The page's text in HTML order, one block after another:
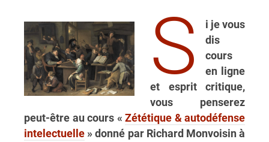
S
i je vous
dis
cours
en ligne
et esprit critique,
vous penserez
peut-être au cours « Zététique & autodéfense
intelectuelle » donné par Richard Monvoisin à